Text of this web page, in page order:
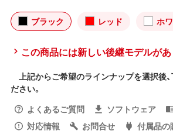
ブラック レッド ホ
この商品には新しい後継モデルが
上記からご希望のラインナップを選択後
ださい。
よくあるご質問
ソフトウェア
対応情報
お問合せ 付属品の